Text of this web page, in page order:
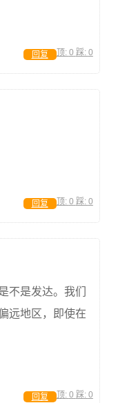
顶: 0 踩: 0
回复
顶: 0 踩: 0
回复
不是发达。我们
远地区，即使在
顶: 0 踩: 0
回复